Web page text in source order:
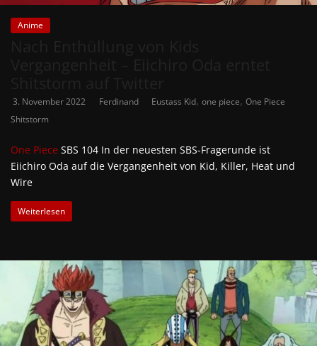
Anime
3. November 2022 Ferdinand Eustass Kid, one piece, One Piece
Shitstorm
One Piece SBS 104 In der neuesten SBS-Fragerunde ist
Eiichiro Oda auf die Vergangenheit von Kid, Killer, Heat und
Wire
Weiterlesen